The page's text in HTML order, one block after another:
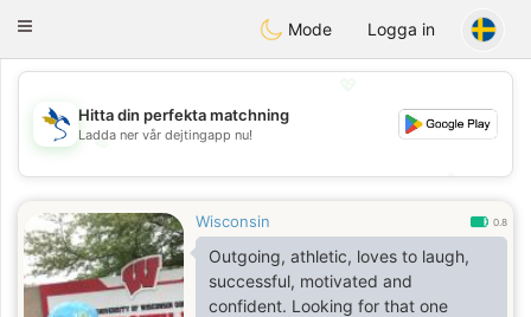
SvenskaDating
Toggle
Mode Logga in
💖
💕
Hitta din perfekta matchning
Ladda ner vår dejtingapp nu!
Wisconsin 0.8
Outgoing, athletic, loves to laugh,
successful, motivated and
confident. Looking for that one